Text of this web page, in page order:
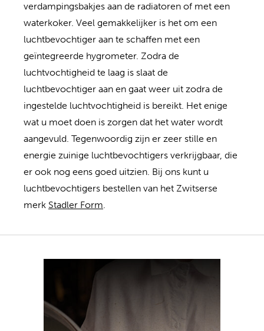
verdampingsbakjes aan de radiatoren of met een
waterkoker. Veel gemakkelijker is het om een
luchtbevochtiger aan te schaffen met een
geïntegreerde hygrometer. Zodra de
luchtvochtigheid te laag is slaat de
luchtbevochtiger aan en gaat weer uit zodra de
ingestelde luchtvochtigheid is bereikt. Het enige
wat u moet doen is zorgen dat het water wordt
aangevuld. Tegenwoordig zijn er zeer stille en
energie zuinige luchtbevochtigers verkrijgbaar, die
er ook nog eens goed uitzien. Bij ons kunt u
luchtbevochtigers bestellen van het Zwitserse
merk Stadler Form.